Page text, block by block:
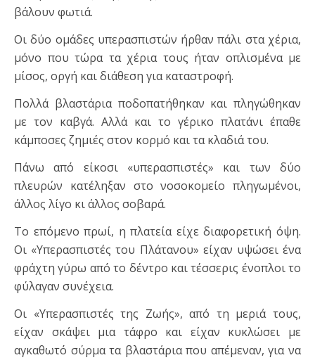
βάλουν φωτιά.
Οι δύο ομάδες υπερασπιστών ήρθαν πάλι στα χέρια,
μόνο που τώρα τα χέρια τους ήταν οπλισμένα με
μίσος, οργή και διάθεση για καταστροφή.
Πολλά βλαστάρια ποδοπατήθηκαν και πληγώθηκαν
με τον καβγά. Αλλά και το γέρικο πλατάνι έπαθε
κάμποσες ζημιές στον κορμό και τα κλαδιά του.
Πάνω από είκοσι «υπερασπιστές» και των δύο
πλευρών κατέληξαν στο νοσοκομείο πληγωμένοι,
άλλος λίγο κι άλλος σοβαρά.
Το επόμενο πρωί, η πλατεία είχε διαφορετική όψη.
Οι «Υπερασπιστές του Πλάτανου» είχαν υψώσει ένα
φράχτη γύρω από το δέντρο και τέσσερις ένοπλοι το
φύλαγαν συνέχεια.
Οι «Υπερασπιστές της Ζωής», από τη μεριά τους,
είχαν σκάψει μια τάφρο και είχαν κυκλώσει με
αγκαθωτό σύρμα τα βλαστάρια που απέμεναν, για να